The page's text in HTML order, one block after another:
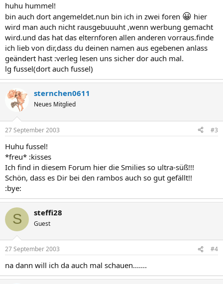
huhu hummel!
bin auch dort angemeldet.nun bin ich in zwei foren 😀 hier
wird man auch nicht rausgebuuuht ,wenn werbung gemacht
wird.und das hat das elternforen allen anderen vorraus.finde
ich lieb von dir,dass du deinen namen aus egebenen anlass
geändert hast :verleg lesen uns sicher dor auch mal.
lg fussel(dort auch fussel)
sternchen0611
Neues Mitglied
27 September 2003 #3
Huhu fussel!
*freu* :kisses
Ich find in diesem Forum hier die Smilies so ultra-süß!!!
Schön, dass es Dir bei den rambos auch so gut gefällt!!
:bye:
S steffi28
Guest
27 September 2003 #4
na dann will ich da auch mal schauen.......